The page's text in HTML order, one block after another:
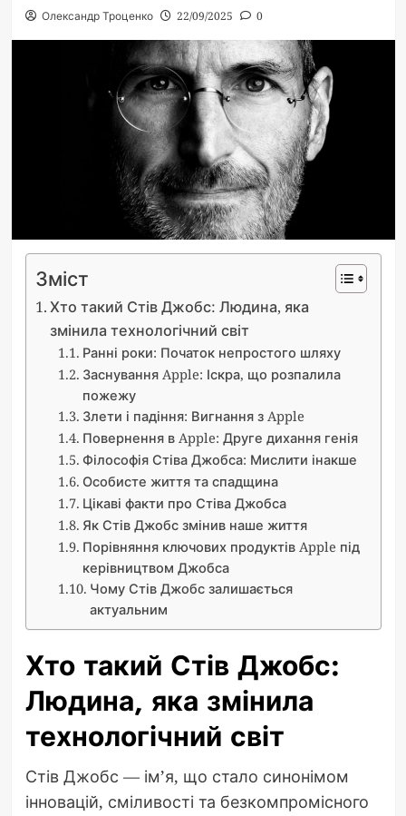
Олександр Троценко 22/09/2025 0
Зміст
Хто такий Стів Джобс: Людина, яка
змінила технологічний світ
Ранні роки: Початок непростого шляху
Заснування Apple: Іскра, що розпалила
пожежу
Злети і падіння: Вигнання з Apple
Повернення в Apple: Друге дихання генія
Філософія Стіва Джобса: Мислити інакше
Особисте життя та спадщина
Цікаві факти про Стіва Джобса
Як Стів Джобс змінив наше життя
Порівняння ключових продуктів Apple під
керівництвом Джобса
Чому Стів Джобс залишається
актуальним
Хто такий Стів Джобс:
Людина, яка змінила
технологічний світ
Стів Джобс — ім’я, що стало синонімом
інновацій, сміливості та безкомпромісного